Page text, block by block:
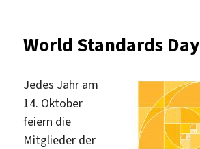
World Standards Day
Jedes Jahr am
14. Oktober
feiern die
Mitglieder der